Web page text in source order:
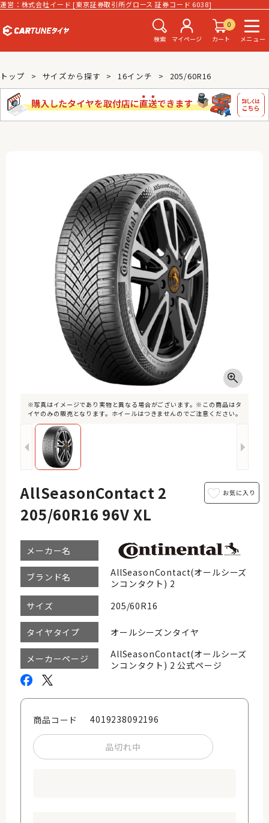
運営：株式会社イード [東京証券取引所グロース 証券コード 6038]
検索 マイページ
0
カート
メニュー
トップ サイズから探す 16インチ 205/60R16
※写真はイメージであり実物と異なる場合がございます。※この商品はタ
イヤのみの販売となります。ホイールはつきませんのでご注意ください。
AllSeasonContact 2
205/60R16 96V XL
メーカー名
ブランド名
AllSeasonContact(オールシーズ
ンコンタクト) 2
サイズ
205/60R16
タイヤタイプ オールシーズンタイヤ
メーカーページ
AllSeasonContact(オールシーズ
ンコンタクト) 2 公式ページ
商品コード 4019238092196
品切れ中